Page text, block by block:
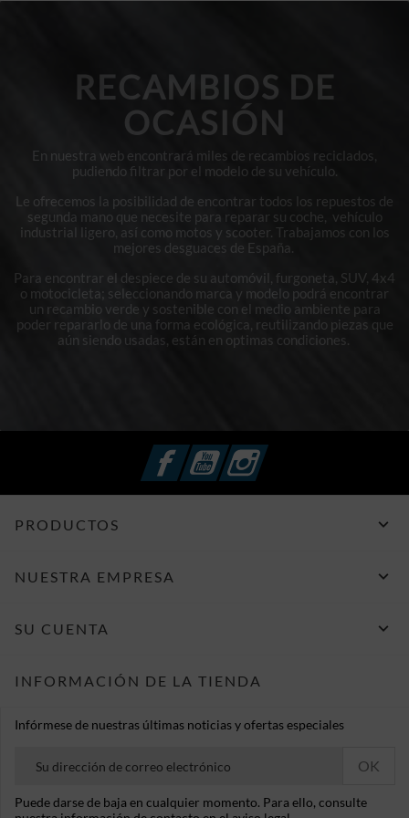
RECAMBIOS DE
OCASIÓN
En nuestra web encontrará miles de recambios reciclados,
pudiendo filtrar por el modelo de su vehículo.
Le ofrecemos la posibilidad de encontrar todos los repuestos de
segunda mano que necesite para reparar su coche, vehículo
industrial ligero, así como motos y scooter. Trabajamos con los
mejores desguaces de España.
Para encontrar el despiece de su automóvil, furgoneta, SUV, 4x4
o motocicleta; seleccionando marca y modelo podrá encontrar
un recambio verde y sostenible con el medio ambiente para
poder repararlo de una forma ecológica, reutilizando piezas que
aún siendo usadas, están en optimas condiciones.
FacebookYouTubeInstagram
PRODUCTOS 
NUESTRA EMPRESA 
SU CUENTA 
INFORMACIÓN DE LA TIENDA
Infórmese de nuestras últimas noticias y ofertas especiales
Puede darse de baja en cualquier momento. Para ello, consulte